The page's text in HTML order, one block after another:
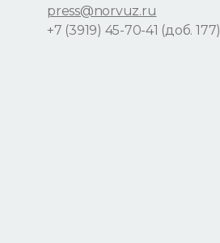
press@norvuz.ru
+7 (3919) 45-70-41 (доб. 177)